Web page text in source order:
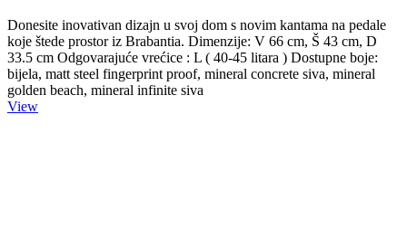
Donesite inovativan dizajn u svoj dom s novim kantama na pedale
koje štede prostor iz Brabantia. Dimenzije: V 66 cm, Š 43 cm, D
33.5 cm Odgovarajuće vrećice : L ( 40-45 litara ) Dostupne boje:
bijela, matt steel fingerprint proof, mineral concrete siva, mineral
golden beach, mineral infinite siva
View